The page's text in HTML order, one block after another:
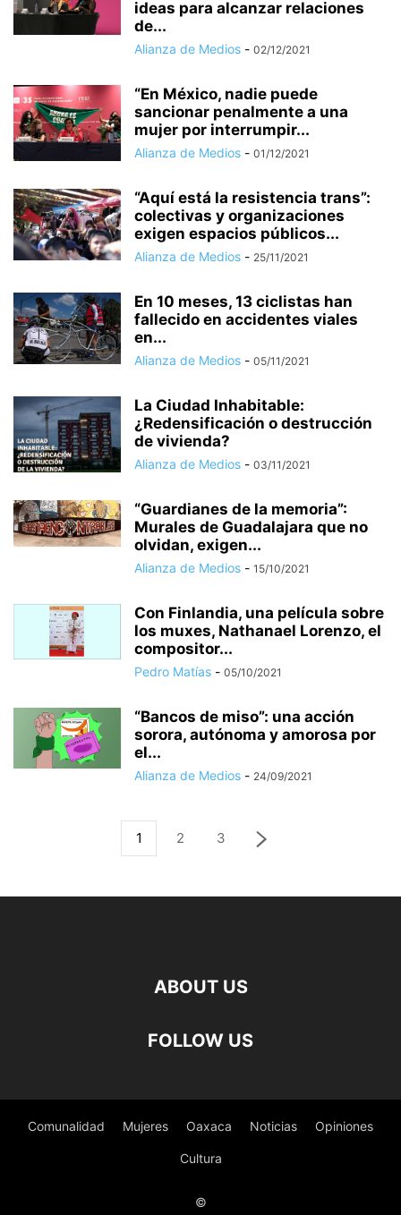
ideas para alcanzar relaciones
de...
Alianza de Medios - 02/12/2021
“En México, nadie puede
sancionar penalmente a una
mujer por interrumpir...
Alianza de Medios - 01/12/2021
“Aquí está la resistencia trans”:
colectivas y organizaciones
exigen espacios públicos...
Alianza de Medios - 25/11/2021
En 10 meses, 13 ciclistas han
fallecido en accidentes viales
en...
Alianza de Medios - 05/11/2021
La Ciudad Inhabitable:
¿Redensificación o destrucción
de vivienda?
Alianza de Medios - 03/11/2021
“Guardianes de la memoria”:
Murales de Guadalajara que no
olvidan, exigen...
Alianza de Medios - 15/10/2021
Con Finlandia, una película sobre
los muxes, Nathanael Lorenzo, el
compositor...
Pedro Matías - 05/10/2021
“Bancos de miso”: una acción
sorora, autónoma y amorosa por
el...
Alianza de Medios - 24/09/2021
1 2 3
ABOUT US
FOLLOW US
Comunalidad Mujeres Oaxaca Noticias Opiniones
Cultura
©